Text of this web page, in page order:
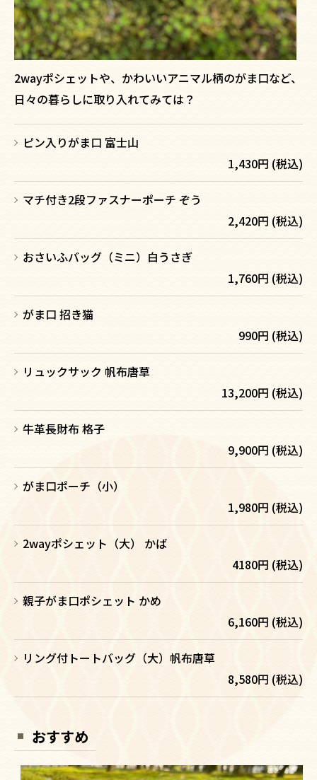
2wayポシェットや、かわいいアニマル柄のがま口など、
日々の暮らしに取り入れてみては？
ピン入りがま口 富士山
1,430円 (税込)
マチ付き2段ファスナーポーチ ぞう
2,420円 (税込)
おさいふバッグ（ミニ）白うさぎ
1,760円 (税込)
がま口 招き猫
990円 (税込)
リュックサック 帆布唐草
13,200円 (税込)
牛革長財布 格子
9,900円 (税込)
がま口ポーチ（小）
1,980円 (税込)
2wayポシェット（大） かば
4180円 (税込)
親子がま口ポシェット かめ
6,160円 (税込)
リング付トートバッグ（大）帆布唐草
8,580円 (税込)
おすすめ